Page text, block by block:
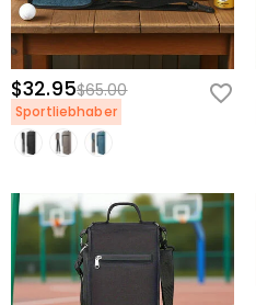
$32.95$65.00
Sportliebhaber